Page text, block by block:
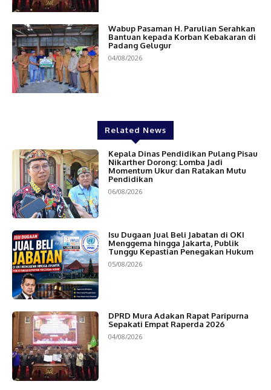
Wabup Pasaman H. Parulian Serahkan
Bantuan kepada Korban Kebakaran di
Padang Gelugur
04/08/2026
Related News
Kepala Dinas Pendidikan Pulang Pisau
Nikarther Dorong: Lomba Jadi
Momentum Ukur dan Ratakan Mutu
Pendidikan
06/08/2026
Isu Dugaan Jual Beli Jabatan di OKI
Menggema hingga Jakarta, Publik
Tunggu Kepastian Penegakan Hukum
05/08/2026
DPRD Mura Adakan Rapat Paripurna
Sepakati Empat Raperda 2026
04/08/2026